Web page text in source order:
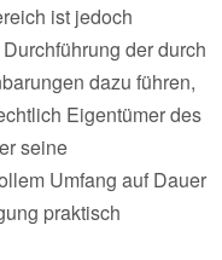
ist jedoch
der durch
dazu führen,
Eigentümer des
seine
Umfang auf Dauer
praktisch